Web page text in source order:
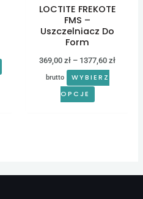
LOCTITE FREKOTE
FMS –
Uszczelniacz Do
Form
369,00zł – 1377,60zł
brutto
WYBIERZ
OPCJE
stronie